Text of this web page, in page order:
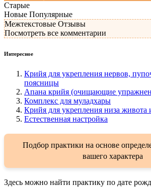
Старые
Новые Популярные
Межтекстовые Отзывы
Посмотреть все комментарии
Интересное
Крийя для укрепления нервов,
поясницы
Апана крийя (очищающие
Комплекс для муладхары
Крийя для укрепления низа живота
Естественная настройка
Подбор практики на основе
вашего характера
Здесь можно найти практику по дате